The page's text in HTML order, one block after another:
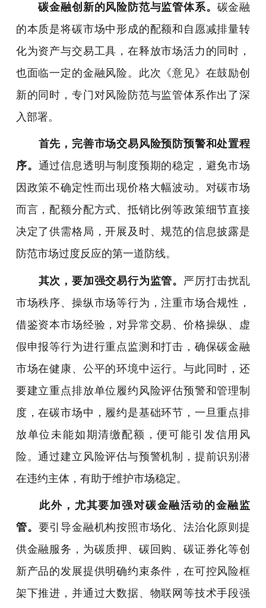
碳金融创新的风险防范与监管体系。 碳金融
的本质是将碳市场中形成的配额和自愿减排量转
化为资产与交易工具，在释放市场活力的同时，
也面临一定的金融风险。此次《意见》在鼓励创
新的同时，专门对风险防范与监管体系作出了深
入部署。
首先，完善市场交易风险预防预警和处置程
序。 通过信息透明与制度预期的稳定，避免市场
因政策不确定性而出现价格大幅波动。对碳市场
而言，配额分配方式、抵销比例等政策细节直接
决定了供需格局，开展及时、规范的信息披露是
防范市场过度反应的第一道防线。
其次，要加强交易行为监管。 严厉打击扰乱
市场秩序、操纵市场等行为，注重市场合规性，
借鉴资本市场经验，对异常交易、价格操纵、虚
假申报等行为进行重点监测和打击，确保碳金融
市场在健康、公平的环境中运行。与此同时，还
要建立重点排放单位履约风险评估预警和管理制
度，在碳市场中，履约是基础环节，一旦重点排
放单位未能如期清缴配额，便可能引发信用风
险。通过建立风险评估与预警机制，提前识别潜
在违约主体，有助于维护市场稳定。
此外，尤其要加强对碳金融活动的金融监
管。 要引导金融机构按照市场化、法治化原则提
供金融服务，为碳质押、碳回购、碳证券化等创
新产品的发展提供明确约束条件，在可控风险框
架下推进，并通过大数据、物联网等技术手段强